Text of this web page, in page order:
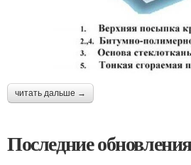
читать дальше →
Последние